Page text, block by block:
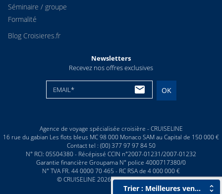
Trier : Meilleures ventes
Séminaire / groupe
Formalité
Blog Croisieres.fr
Newsletters
Recevez nos offres exclusives
EMAIL* OK
Agence de voyage spécialisée croisière - CRUISELINE
16 rue du gabian Les flots bleus MC 98 000 Monaco SAM au Capital de 150 000 €
Contact tel : (00) 377 97 97 84 50
N° RCI: 05S04380 - Récépissé CCIN n°2007-01231/2007-01232
Garantie financière Groupama N° police 4000717380/0
N° TVA FR. 44 0000 70 465 - RC RSA de 4 000 000 €
© CRUISELINE 2026 - all rights reserved